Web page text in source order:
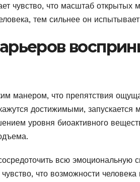
чувство, что масштаб открытых
тем сильнее он
манером, что препятствия
достижимыми, запускается
уровня биоактивного
всю эмоциональную
что возможности